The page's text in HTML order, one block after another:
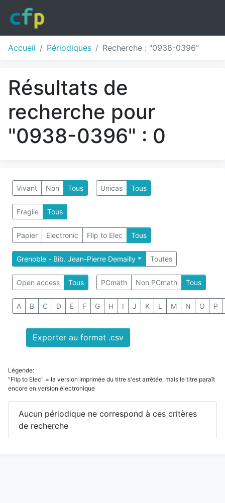
Accueil Périodiques Recherche : "0938-0396"
Résultats de
recherche pour
"0938-0396" : 0
Vivant Non Tous Unicas Tous
Fragile Tous
Papier Electronic Flip to Elec Tous
Grenoble - Bib. Jean-Pierre Demailly Toutes
Open access Tous PCmath Non PCmath Tous
A B C D E F G H I J K L M N O P
Exporter au format .csv
Légende:
"Flip to Elec" = la version imprimée du titre s'est arrêtée, mais le titre paraît
encore en version électronique
Aucun périodique ne correspond à ces critères
de recherche